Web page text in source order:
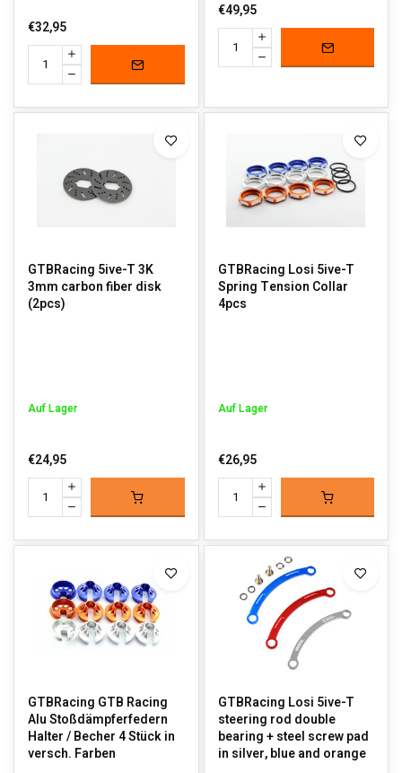
€32,95
€49,95
GTBRacing 5ive-T 3K
3mm carbon fiber disk
(2pcs)
Auf Lager
€24,95
GTBRacing Losi 5ive-T
Spring Tension Collar
4pcs
Auf Lager
€26,95
GTBRacing GTB Racing
Alu Stoßdämpferfedern
Halter / Becher 4 Stück in
versch. Farben
GTBRacing Losi 5ive-T
steering rod double
bearing + steel screw pad
in silver, blue and orange